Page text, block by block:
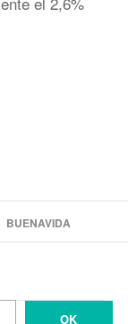
BUENAVIDA
OK